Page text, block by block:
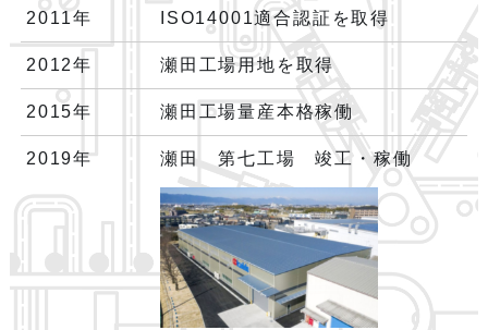
2011年 ISO14001適合認証を取得
2012年 瀬田工場用地を取得
2015年 瀬田工場量産本格稼働
2019年 瀬田 第七工場 竣工・稼働